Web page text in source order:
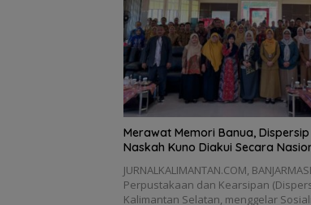
Merawat Memori Banua,
Naskah Kuno Diakui Secara
JURNALKALIMANTAN.COM,
Perpustakaan dan Kearsipan
Kalimantan Selatan, menggelar